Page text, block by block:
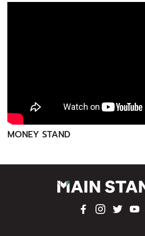
MONEY STAND